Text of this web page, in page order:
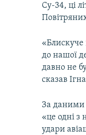
Су-34, ці
«Блискуче
до нашої
давно не
сказав
За даними
«це одні з
удари